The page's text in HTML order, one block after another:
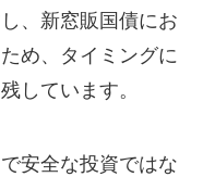
、新窓販国債にお
め、タイミングに
しています。
安全な投資ではな